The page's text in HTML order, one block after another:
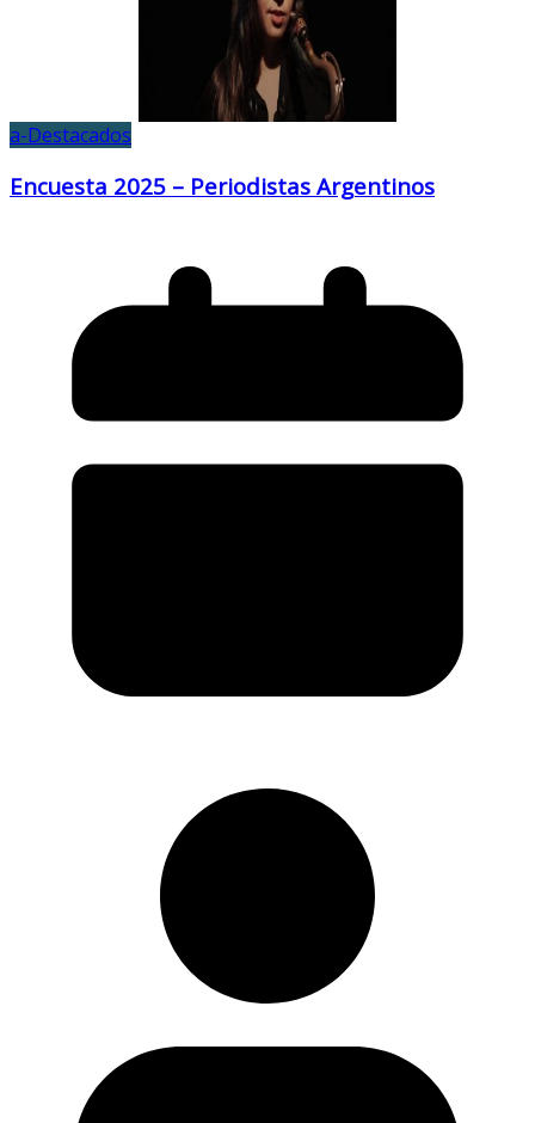
a-Destacados
Encuesta 2025 – Periodistas Argentinos